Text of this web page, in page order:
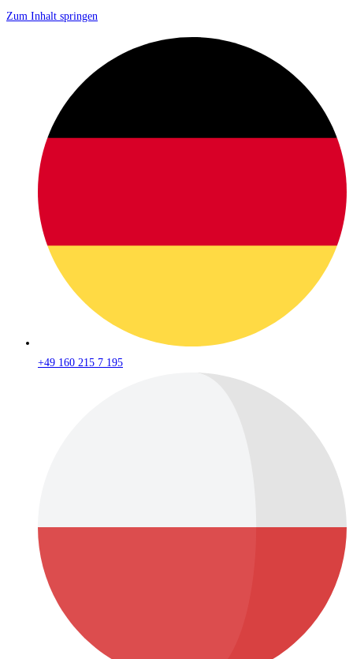
Zum Inhalt springen
+49 160 215 7 195